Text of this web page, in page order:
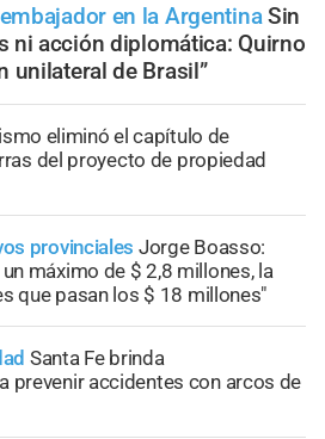
en la Argentina Sin
ni acción diplomática: Quirno
unilateral de Brasil”
eliminó el capítulo de
del proyecto de propiedad
provinciales Jorge Boasso:
máximo de $ 2,8 millones, la
que pasan los $ 18 millones"
Santa Fe brinda
prevenir accidentes con arcos de